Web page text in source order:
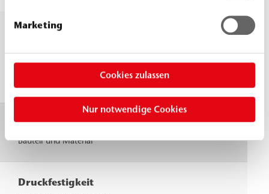
Marketing
Cookies zulassen
Nur notwendige Cookies
Dichte, 20 °C
Komp.
≈
Verarbeitungstemperatur
Bauteil und Material
>
Druckfestigkeit